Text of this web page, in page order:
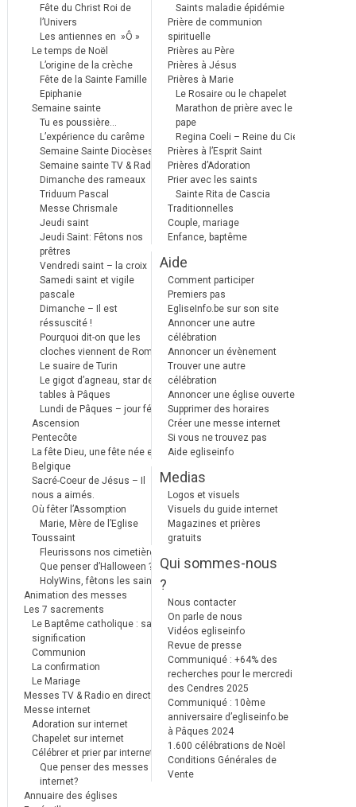
Fête du Christ Roi de
l’Univers
Les antiennes en »Ô »
Le temps de Noël
L’origine de la crèche
Fête de la Sainte Famille
Epiphanie
Semaine sainte
Tu es poussière…
L’expérience du carême
Semaine Sainte Diocèses
Semaine sainte TV & Radio
Dimanche des rameaux
Triduum Pascal
Messe Chrismale
Jeudi saint
Jeudi Saint: Fêtons nos
prêtres
Vendredi saint – la croix
Samedi saint et vigile
pascale
Dimanche – Il est
réssuscité !
Pourquoi dit-on que les
cloches viennent de Rome ?
Le suaire de Turin
Le gigot d’agneau, star des
tables à Pâques
Lundi de Pâques – jour férié
Ascension
Pentecôte
La fête Dieu, une fête née en
Belgique
Sacré-Coeur de Jésus – Il
nous a aimés.
Où fêter l’Assomption
Marie, Mère de l’Eglise
Toussaint
Fleurissons nos cimetières
Que penser d’Halloween ?
HolyWins, fêtons les saints !
Animation des messes
Les 7 sacrements
Le Baptême catholique : sa
signification
Communion
La confirmation
Le Mariage
Messes TV & Radio en direct
Messe internet
Adoration sur internet
Chapelet sur internet
Célébrer et prier par internet
Que penser des messes
internet?
Annuaire des églises
Saints maladie épidémie
Prière de communion
spirituelle
Prières au Père
Prières à Jésus
Prières à Marie
Le Rosaire ou le chapelet
Marathon de prière avec le
pape
Regina Coeli – Reine du Ciel
Prières à l’Esprit Saint
Prières d’Adoration
Prier avec les saints
Sainte Rita de Cascia
Traditionnelles
Couple, mariage
Enfance, baptême
Aide
Comment participer
Premiers pas
EgliseInfo.be sur son site
Annoncer une autre
célébration
Annoncer un évènement
Trouver une autre
célébration
Annoncer une église ouverte
Supprimer des horaires
Créer une messe internet
Si vous ne trouvez pas
Aide egliseinfo
Medias
Logos et visuels
Visuels du guide internet
Magazines et prières
gratuits
Qui sommes-nous
?
Nous contacter
On parle de nous
Vidéos egliseinfo
Revue de presse
Communiqué : +64% des
recherches pour le mercredi
des Cendres 2025
Communiqué : 10ème
anniversaire d’egliseinfo.be
à Pâques 2024
1.600 célébrations de Noël
Conditions Générales de
Vente